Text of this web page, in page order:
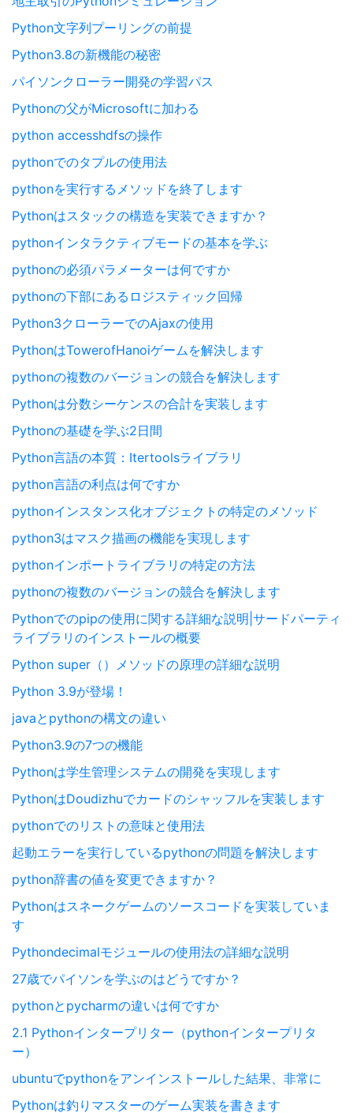
Python文字列プーリングの前提
Python3.8の新機能の秘密
パイソンクローラー開発の学習パス
Pythonの父がMicrosoftに加わる
python accesshdfsの操作
pythonでのタプルの使用法
pythonを実行するメソッドを終了します
Pythonはスタックの構造を実装できますか？
pythonインタラクティブモードの基本を学ぶ
pythonの必須パラメーターは何ですか
pythonの下部にあるロジスティック回帰
Python3クローラーでのAjaxの使用
PythonはTowerofHanoiゲームを解決します
pythonの複数のバージョンの競合を解決します
Pythonは分数シーケンスの合計を実装します
Pythonの基礎を学ぶ2日間
Python言語の本質：Itertoolsライブラリ
python言語の利点は何ですか
pythonインスタンス化オブジェクトの特定のメソッド
python3はマスク描画の機能を実現します
pythonインポートライブラリの特定の方法
pythonの複数のバージョンの競合を解決します
Pythonでのpipの使用に関する詳細な説明|サードパーティ
ライブラリのインストールの概要
Python super（）メソッドの原理の詳細な説明
Python 3.9が登場！
javaとpythonの構文の違い
Python3.9の7つの機能
Pythonは学生管理システムの開発を実現します
PythonはDoudizhuでカードのシャッフルを実装します
pythonでのリストの意味と使用法
起動エラーを実行しているpythonの問題を解決します
python辞書の値を変更できますか？
Pythonはスネークゲームのソースコードを実装していま
す
Pythondecimalモジュールの使用法の詳細な説明
27歳でパイソンを学ぶのはどうですか？
pythonとpycharmの違いは何ですか
2.1 Pythonインタープリター（pythonインタープリタ
ー）
ubuntuでpythonをアンインストールした結果、非常に
Pythonは釣りマスターのゲーム実装を書きます